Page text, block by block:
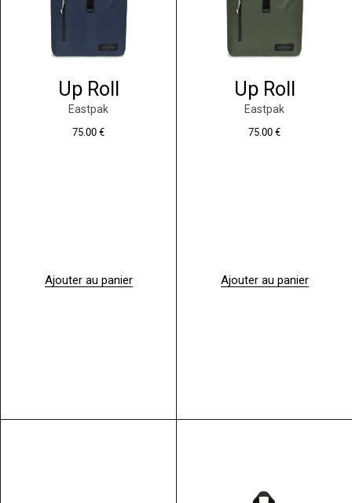
Up Roll
Eastpak
75.00€
Ajouter au panier
Up Roll
Eastpak
75.00€
Ajouter au panier